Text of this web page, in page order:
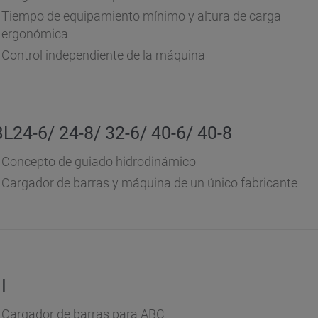
Tiempo de equipamiento mínimo y altura de carga
ergonómica
Control independiente de la máquina
6/ 24-8/ 32-6/ 40-6/ 40-8
Concepto de guiado hidrodinámico
Cargador de barras y máquina de un único fabricante
Cargador de barras para ABC